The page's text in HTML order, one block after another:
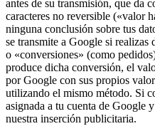
antes de su transmisión, que da
caracteres no reversible («valor
ninguna conclusión sobre tus
se transmite a Google si realizas
o «conversiones» (como
produce dicha conversión, el
por Google con sus propios
utilizando el mismo método. Si
asignada a tu cuenta de Google
nuestra inserción publicitaria.